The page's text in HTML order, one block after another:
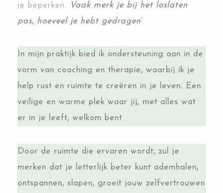
je beperken.
Vaak merk je bij het loslaten
pas, hoeveel je hebt gedragen“
In mijn praktijk bied ik ondersteuning aan in de
vorm van coaching en therapie, waarbij ik je
help rust en ruimte te creëren in je leven. Een
veilige en warme plek waar jij, met alles wat
er in je leeft, welkom bent.
Door de ruimte die ervaren wordt, zul je
merken dat je letterlijk beter kunt ademhalen,
ontspannen, slapen, groeit jouw zelfvertrouwen